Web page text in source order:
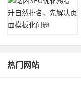
热门网站